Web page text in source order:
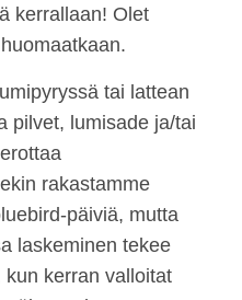
kerrallaan! Olet
tai lattean
pilvet, lumisade ja/tai
rakastamme
päiviä, mutta
laskeminen tekee
kerran valloitat